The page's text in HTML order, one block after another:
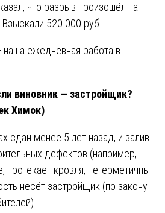
что разрыв произошёл на
520 000 руб.
ежедневная работа в
виновник — застройщик?
Химок)
сдан менее 5 лет назад, и залив
дефектов (например,
протекает кровля, негерметичны
несёт застройщик (по закону